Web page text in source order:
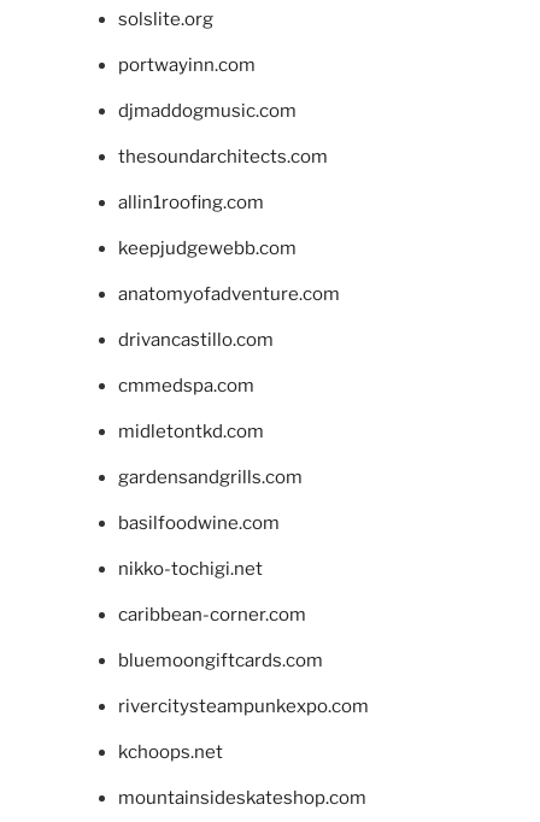
solslite.org
portwayinn.com
djmaddogmusic.com
thesoundarchitects.com
allin1roofing.com
keepjudgewebb.com
anatomyofadventure.com
drivancastillo.com
cmmedspa.com
midletontkd.com
gardensandgrills.com
basilfoodwine.com
nikko-tochigi.net
caribbean-corner.com
bluemoongiftcards.com
rivercitysteampunkexpo.com
kchoops.net
mountainsideskateshop.com